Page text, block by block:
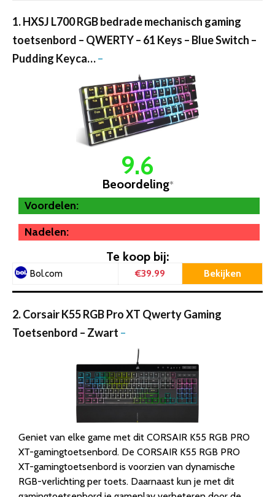
1. HXSJ L700 RGB bedrade mechanisch gaming
toetsenbord – QWERTY – 61 Keys – Blue Switch –
Pudding Keyca…–
9.6
Beoordeling*
Voordelen:
Nadelen:
Te koop bij:
Bol.com €39.99 Bekijken
2. Corsair K55 RGB Pro XT Qwerty Gaming
Toetsenbord – Zwart –
Geniet van elke game met dit CORSAIR K55 RGB PRO
XT-gamingtoetsenbord. De CORSAIR K55 RGB PRO
XT-gamingtoetsenbord is voorzien van dynamische
RGB-verlichting per toets. Daarnaast kun je met dit